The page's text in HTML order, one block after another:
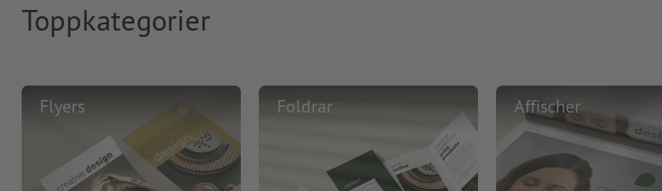
Toppkategorier
Flyers Foldrar Affischer